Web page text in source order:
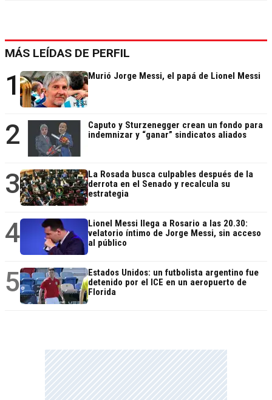
MÁS LEÍDAS DE PERFIL
1 Murió Jorge Messi, el papá de Lionel Messi
2
Caputo y Sturzenegger crean un fondo para
indemnizar y “ganar” sindicatos aliados
3
La Rosada busca culpables después de la
derrota en el Senado y recalcula su
estrategia
4
Lionel Messi llega a Rosario a las 20.30:
velatorio íntimo de Jorge Messi, sin acceso
al público
5
Estados Unidos: un futbolista argentino fue
detenido por el ICE en un aeropuerto de
Florida